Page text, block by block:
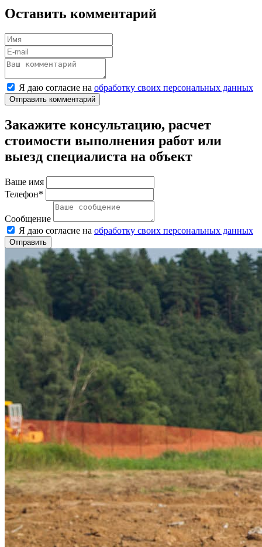
Оставить комментарий
Я даю согласие на обработку своих персональных данных
Отправить комментарий
Закажите консультацию, расчет
стоимости выполнения работ или
выезд специалиста на объект
Ваше имя
Телефон*
Сообщение
Я даю согласие на обработку своих персональных данных
Отправить